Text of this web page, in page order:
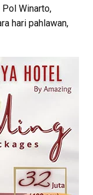
Pol Winarto,
hari pahlawan,